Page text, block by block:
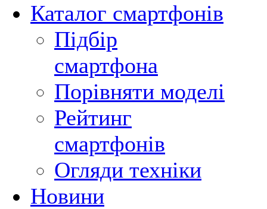
Каталог смартфонів
Підбір
смартфона
Порівняти моделі
Рейтинг
смартфонів
Огляди техніки
Новини